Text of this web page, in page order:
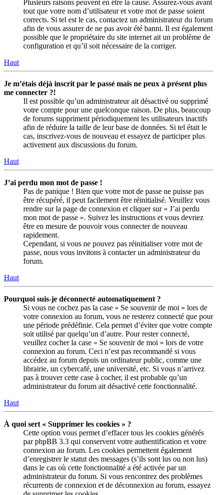
Plusieurs raisons peuvent en être la cause. Assurez-vous avant
tout que votre nom d’utilisateur et votre mot de passe soient
corrects. Si tel est le cas, contactez un administrateur du forum
afin de vous assurer de ne pas avoir été banni. Il est également
possible que le propriétaire du site internet ait un problème de
configuration et qu’il soit nécessaire de la corriger.
Haut
Je m’étais déjà inscrit par le passé mais ne peux à présent plus
me connecter ?!
Il est possible qu’un administrateur ait désactivé ou supprimé
votre compte pour une quelconque raison. De plus, beaucoup
de forums suppriment périodiquement les utilisateurs inactifs
afin de réduire la taille de leur base de données. Si tel était le
cas, inscrivez-vous de nouveau et essayez de participer plus
activement aux discussions du forum.
Haut
J’ai perdu mon mot de passe !
Pas de panique ! Bien que votre mot de passe ne puisse pas
être récupéré, il peut facilement être réinitialisé. Veuillez vous
rendre sur la page de connexion et cliquer sur « J’ai perdu
mon mot de passe ». Suivez les instructions et vous devriez
être en mesure de pouvoir vous connecter de nouveau
rapidement.
Cependant, si vous ne pouvez pas réinitialiser votre mot de
passe, nous vous invitons à contacter un administrateur du
forum.
Haut
Pourquoi suis-je déconnecté automatiquement ?
Si vous ne cochez pas la case « Se souvenir de moi » lors de
votre connexion au forum, vous ne resterez connecté que pour
une période prédéfinie. Cela permet d’éviter que votre compte
soit utilisé par quelqu’un d’autre. Pour rester connecté,
veuillez cocher la case « Se souvenir de moi » lors de votre
connexion au forum. Ceci n’est pas recommandé si vous
accédez au forum depuis un ordinateur public, comme une
librairie, un cybercafé, une université, etc. Si vous n’arrivez
pas à trouver cette case à cocher, il est probable qu’un
administrateur du forum ait désactivé cette fonctionnalité.
Haut
À quoi sert « Supprimer les cookies » ?
Cette option vous permet d’effacer tous les cookies générés
par phpBB 3.3 qui conservent votre authentification et votre
connexion au forum. Les cookies permettent également
d’enregistrer le statut des messages (s’ils sont lus ou non lus)
dans le cas où cette fonctionnalité a été activée par un
administrateur du forum. Si vous rencontrez des problèmes
récurrents de connexion et de déconnexion au forum, essayez